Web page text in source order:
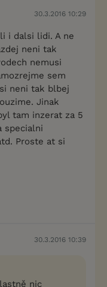
30.3.2016 10:29
i dalsi lidi. A ne
neni tak
nemusi
sem
neni tak blbej
Jinak
tam inzerat za 5
specialni
Proste at si
30.3.2016 10:39
nic